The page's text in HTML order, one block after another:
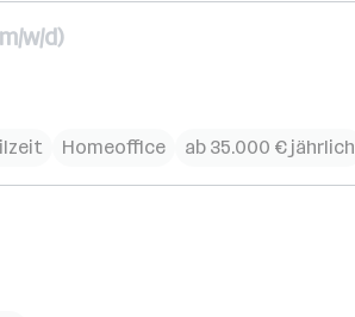
w/d)
Homeoffice ab 35.000 € jährlich